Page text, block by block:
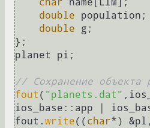
char name[LIM];
double population;
double g;
};
planet pi;
// Сохранение
fout ( "planets.dat"
ios_base::app |
fout. write(( char*)